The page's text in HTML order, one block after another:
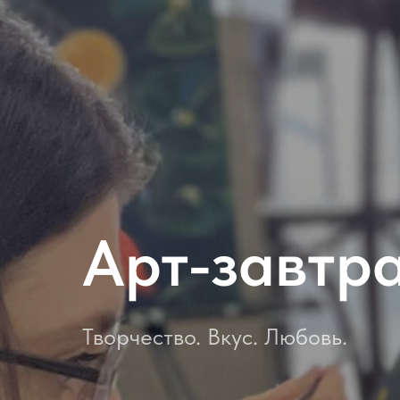
Арт-
Творчество. Вкус. Любовь.